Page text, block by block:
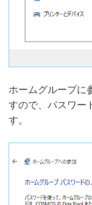
ホームグループに
すので、パスワー
す。